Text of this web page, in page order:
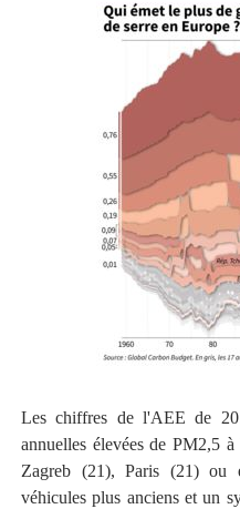
Les chiffres de l'AEE de
annuelles élevées de PM2,5
Zagreb (21), Paris (21) ou
véhicules plus anciens et un